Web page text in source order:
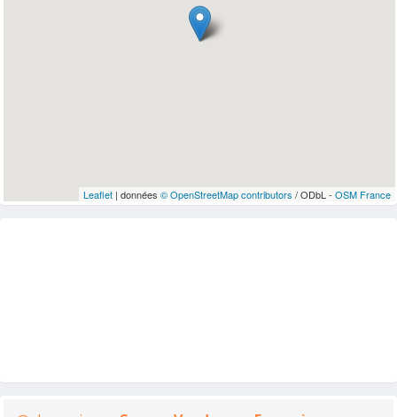
Leaflet| données © OpenStreetMap contributors / ODbL - OSM France